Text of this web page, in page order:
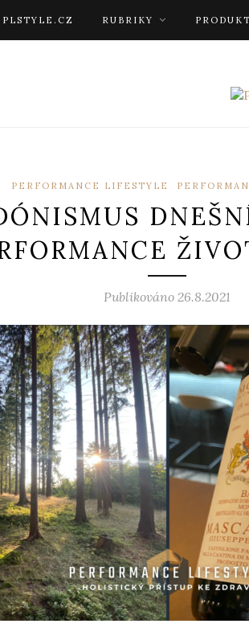
PLSTYLE.CZ RUBRIKY
PERFORMANCE LIFESTYLE
Publikováno 26.8.2021